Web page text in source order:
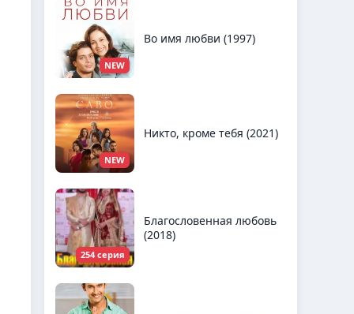
NEW
Во имя любви (1997)
NEW
Никто, кроме тебя (2021)
254 серия
Благословенная любовь
(2018)